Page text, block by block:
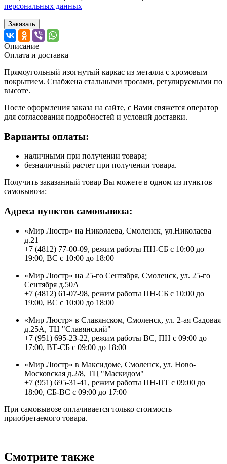
персональных данных
Заказать
Описание
Оплата и доставка
Прямоугольный изогнутый каркас из металла с хромовым
покрытием. Снабжена стальными тросами, регулируемыми по
высоте.
После оформления заказа на сайте, с Вами свяжется оператор
для согласования подробностей и условий доставки.
Варианты оплаты:
наличными при получении товара;
безналичный расчет при получении товара.
Получить заказанный товар Вы можете в одном из пунктов
самовывоза:
Адреса пунктов самовывоза:
«Мир Люстр» на Николаева, Смоленск, ул.Николаева
д.21
+7 (4812) 77-00-09, режим работы ПН-СБ с 10:00 до
19:00, ВС с 10:00 до 18:00
«Мир Люстр» на 25-го Сентября, Смоленск, ул. 25-го
Сентября д.50А
+7 (4812) 61-07-98, режим работы ПН-СБ с 10:00 до
19:00, ВС с 10:00 до 18:00
«Мир Люстр» в Славянском, Смоленск, ул. 2-ая Садовая
д.25А, ТЦ "Славянский"
+7 (951) 695-23-22, режим работы ВС, ПН с 09:00 до
17:00, ВТ-СБ с 09:00 до 18:00
«Мир Люстр» в Максидоме, Смоленск, ул. Ново-
Московская д.2/8, ТЦ "Маскидом"
+7 (951) 695-31-41, режим работы ПН-ПТ с 09:00 до
18:00, СБ-ВС с 09:00 до 17:00
При самовывозе оплачивается только стоимость
приобретаемого товара.
Смотрите также